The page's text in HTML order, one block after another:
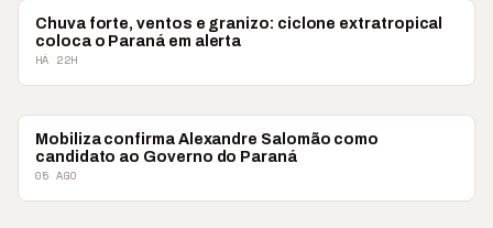
PARANÁ
Chuva forte, ventos e granizo: ciclone extratropical
coloca o Paraná em alerta
HÁ 22H
PARANÁ
Mobiliza confirma Alexandre Salomão como
candidato ao Governo do Paraná
05 AGO